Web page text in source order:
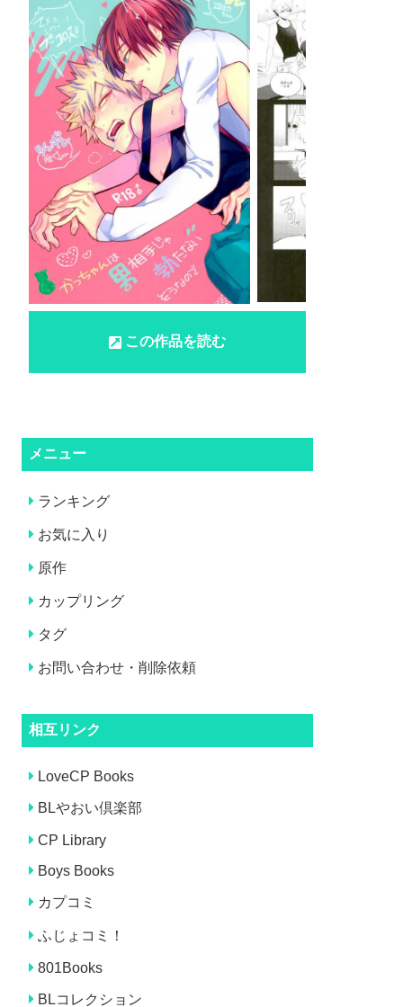
この作品を読む
メニュー
ランキング
お気に入り
原作
カップリング
タグ
お問い合わせ・削除依頼
相互リンク
LoveCP Books
BLやおい倶楽部
CP Library
Boys Books
カプコミ
ふじょコミ！
801Books
BLコレクション